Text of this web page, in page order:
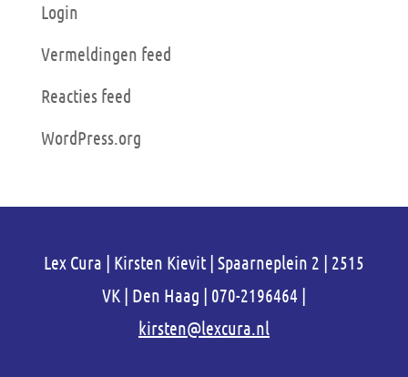
Login
Vermeldingen feed
Reacties feed
WordPress.org
Lex Cura | Kirsten Kievit | Spaarneplein 2 | 2515
VK | Den Haag | 070-2196464 |
kirsten@lexcura.nl